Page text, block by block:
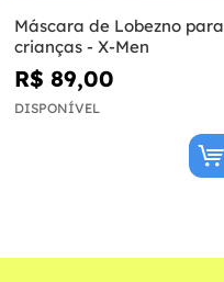
Máscara de Lobezno para
crianças - X-Men
R$ 89,00
DISPONÍVEL